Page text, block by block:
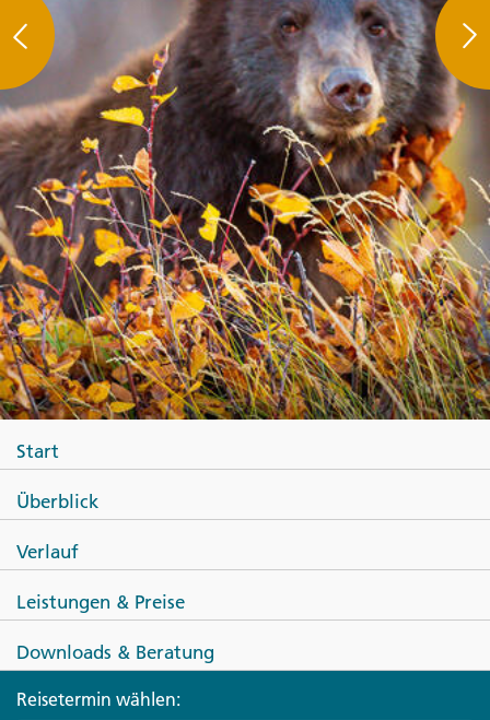
Start
Überblick
Verlauf
Leistungen & Preise
Downloads & Beratung
Reisetermin wählen: